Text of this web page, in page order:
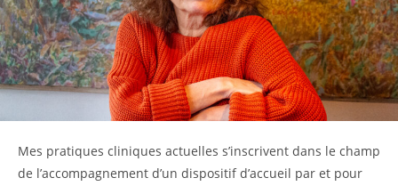
Mes pratiques cliniques actuelles s’inscrivent dans le champ
de l’accompagnement d’un dispositif d’accueil par et pour